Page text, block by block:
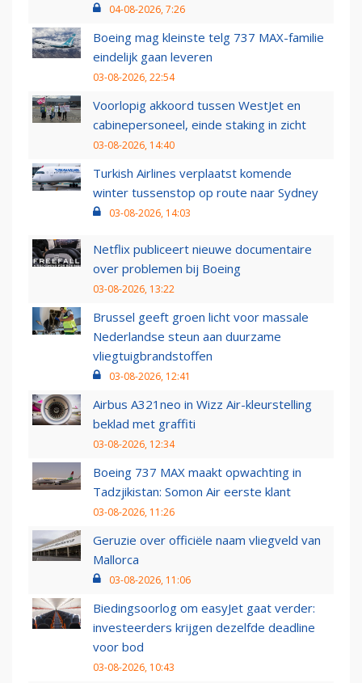
04-08-2026, 7:26
Boeing mag kleinste telg 737 MAX-familie
eindelijk gaan leveren
03-08-2026, 22:54
Voorlopig akkoord tussen WestJet en
cabinepersoneel, einde staking in zicht
03-08-2026, 14:40
Turkish Airlines verplaatst komende
winter tussenstop op route naar Sydney
03-08-2026, 14:03
Netflix publiceert nieuwe documentaire
over problemen bij Boeing
03-08-2026, 13:22
Brussel geeft groen licht voor massale
Nederlandse steun aan duurzame
vliegtuigbrandstoffen
03-08-2026, 12:41
Airbus A321neo in Wizz Air-kleurstelling
beklad met graffiti
03-08-2026, 12:34
Boeing 737 MAX maakt opwachting in
Tadzjikistan: Somon Air eerste klant
03-08-2026, 11:26
Geruzie over officiële naam vliegveld van
Mallorca
03-08-2026, 11:06
Biedingsoorlog om easyJet gaat verder:
investeerders krijgen dezelfde deadline
voor bod
03-08-2026, 10:43